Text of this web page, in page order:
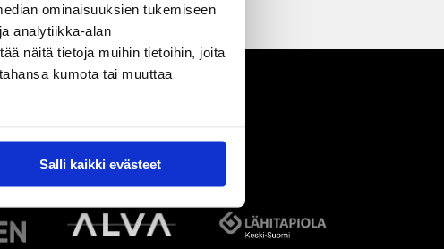
ominaisuuksien tukemiseen
analytiikka-alan
näitä tietoja muihin tietoihin, joita
kumota tai muuttaa
Salli kaikki evästeet